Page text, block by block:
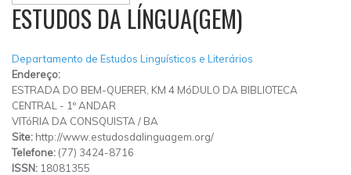
ESTUDOS DA LÍNGUA(GEM)
Departamento de Estudos Linguísticos e Literários
Endereço:
ESTRADA DO BEM-QUERER, KM 4 MóDULO DA BIBLIOTECA
CENTRAL - 1º ANDAR
VITóRIA DA CONSQUISTA / BA
Site: http://www.estudosdalinguagem.org/
Telefone: (77) 3424-8716
ISSN: 18081355